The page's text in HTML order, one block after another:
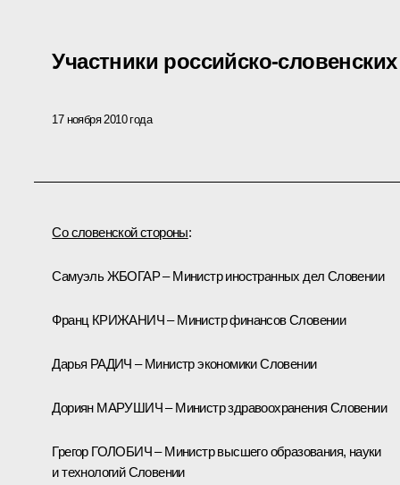
Участники российско-
17 ноября 2010 года
Со словенской стороны:
Самуэль ЖБОГАР – Министр иностранных дел Словении
Франц КРИЖАНИЧ – Министр финансов Словении
Дарья РАДИЧ – Министр экономики Словении
Дориян МАРУШИЧ – Министр здравоохранения Словении
Грегор ГОЛОБИЧ – Министр высшего образования, науки
и технологий Словении